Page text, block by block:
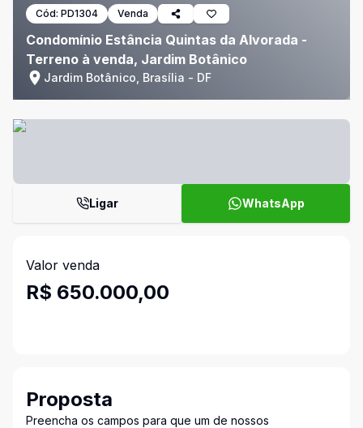
Cód: PD1304 Venda
Condomínio Estância Quintas da Alvorada -
Terreno à venda, Jardim Botânico
Jardim Botânico, Brasília - DF
Ligar WhatsApp
Valor venda
R$ 650.000,00
Proposta
Preencha os campos para que um de nossos